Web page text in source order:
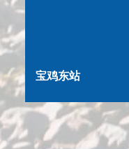
宝鸡东站